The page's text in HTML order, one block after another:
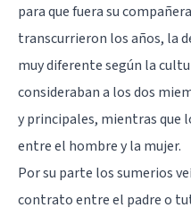
para que fuera su
transcurrieron los años, la
muy diferente según la
consideraban a los dos
y principales, mientras que
entre el hombre y la mujer.
Por su parte los sumerios
contrato entre el padre o